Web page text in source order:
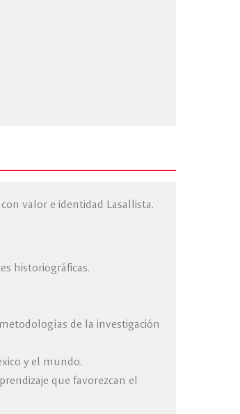
valor e identidad Lasallista.
historiográficas.
de la investigación
y el mundo.
que favorezcan el